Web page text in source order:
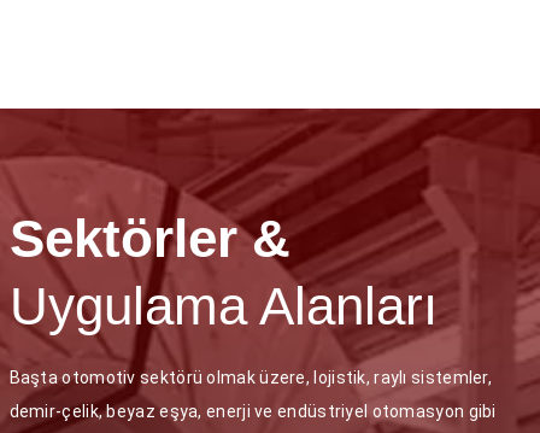
Sektörler &
Uygulama Alanları
Başta otomotiv sektörü olmak üzere, lojistik, raylı sistemler,
demir-çelik, beyaz eşya, enerji ve endüstriyel otomasyon gibi